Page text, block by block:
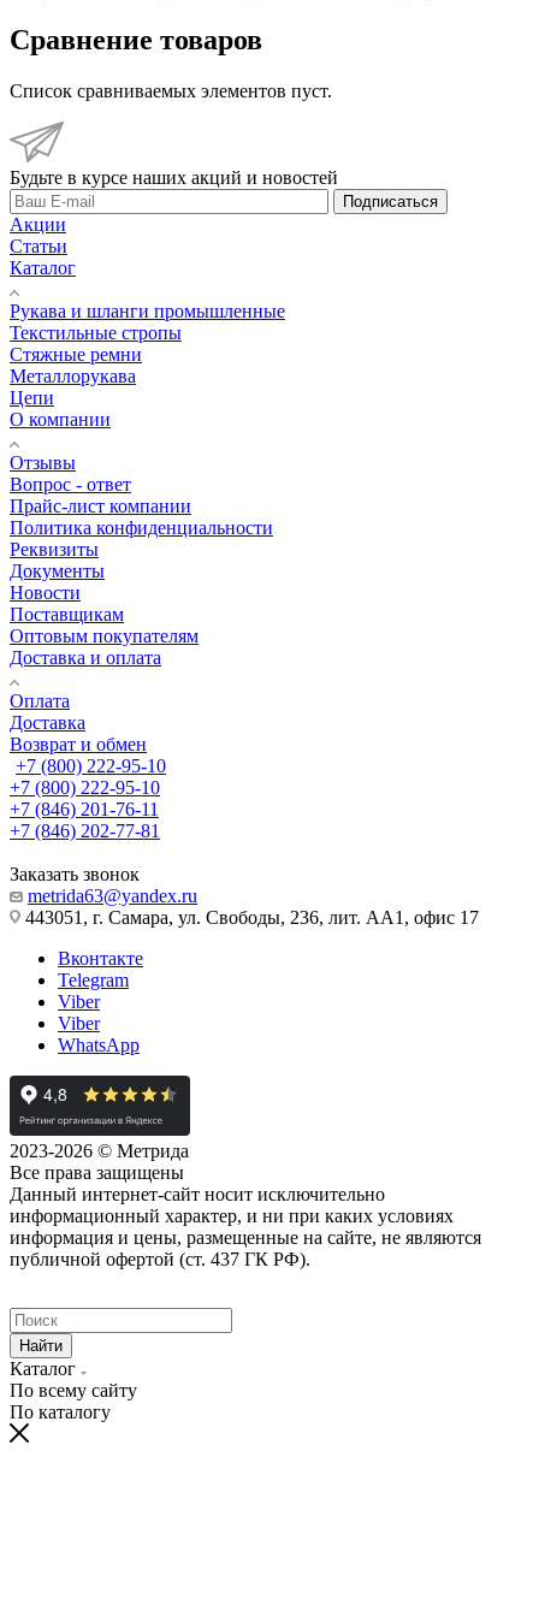
Сравнение товаров
Список сравниваемых элементов пуст.
Будьте в курсе наших акций и новостей
Подписаться
Акции
Статьи
Каталог
Рукава и шланги промышленные
Текстильные стропы
Стяжные ремни
Металлорукава
Цепи
О компании
Отзывы
Вопрос - ответ
Прайс-лист компании
Политика конфиденциальности
Реквизиты
Документы
Новости
Поставщикам
Оптовым покупателям
Доставка и оплата
Оплата
Доставка
Возврат и обмен
+7 (800) 222-95-10
+7 (800) 222-95-10
+7 (846) 201-76-11
+7 (846) 202-77-81
Заказать звонок
metrida63@yandex.ru
443051, г. Самара, ул. Свободы, 236, лит. АА1, офис 17
Вконтакте
Telegram
Viber
Viber
WhatsApp
2023-2026 © Метрида
Все права защищены
Данный интернет-сайт носит исключительно
информационный характер, и ни при каких условиях
информация и цены, размещенные на сайте, не являются
публичной офертой (ст. 437 ГК РФ).
Найти
Каталог
По всему сайту
По каталогу